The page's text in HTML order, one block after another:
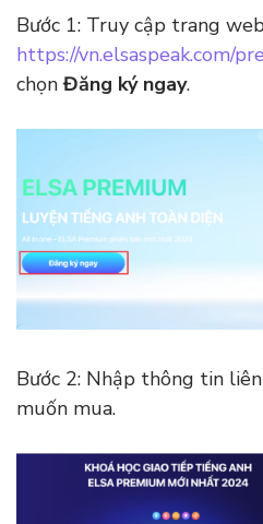
Bước 1: Truy cập trang
https://vn.elsaspeak.com/
chọnĐăng ký ngay.
Bước 2: Nhập thông tin
muốn mua.